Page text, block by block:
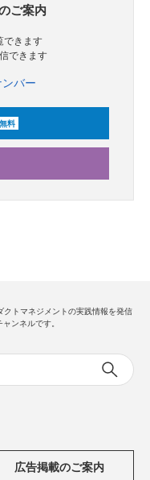
ご案内
できます
できます
バー
無料
トマネジメントの実践情報を発信
ンネルです。
広告掲載のご案内